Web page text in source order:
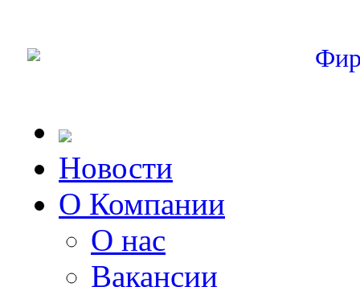
Новости
О Компании
О нас
Вакансии